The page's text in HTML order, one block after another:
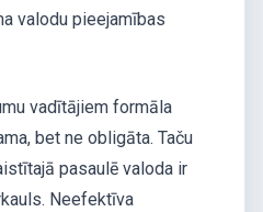
valodu pieejamības
vadītājiem formāla
bet ne obligāta. Taču
pasaulē valoda ir
Neefektīva